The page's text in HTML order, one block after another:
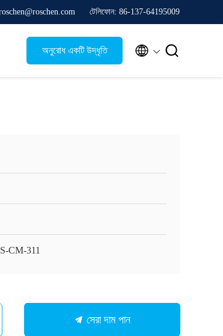
টেলিফোন: 86-137-64195009
অনুরোধ একটি উদ্ধৃতি  
CM-311
সেরা দাম পান